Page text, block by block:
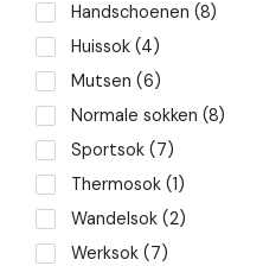
Handschoenen(8)
Huissok(4)
Mutsen(6)
Normale sokken(8)
Sportsok(7)
Thermosok(1)
Wandelsok(2)
Werksok(7)